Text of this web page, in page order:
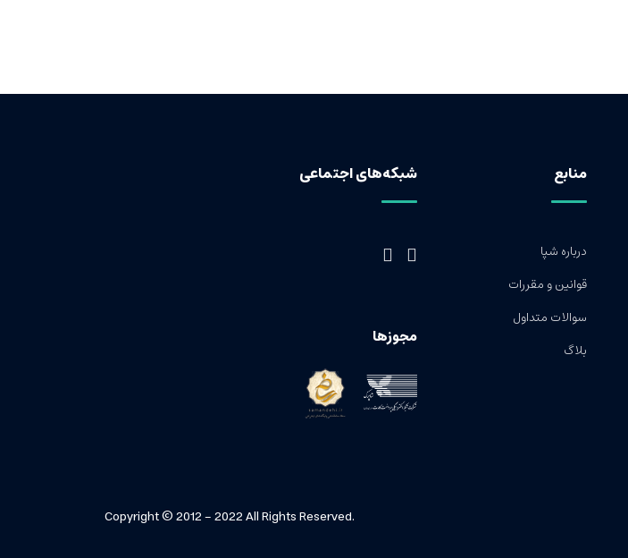
منابع
درباره شپا
قوانین و مقررات
سوالات متداول
بلاگ
شبکه‌های اجتماعی
مجوزها
Copyright © 2012 - 2022 All Rights Reserved.